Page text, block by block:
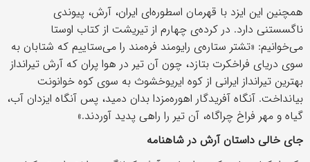
همچنین این ایزد با قهرمان اسطوره‌ای ایران، آرش، پیوندی
ناگسستنی دارد. در کرده‌ی چهارم از تیریشت از کتاب اوستا
می‌خوانیم: «تشتر ستاره‌ی رایومند فره‌مند را می‌ستاییم که شتابان به
سوی دریای فراخکرت بتازد، چون آن تیر در هوا پران که آرش تیرانداز
بهترین تیرانداز ایرانی از کوه ایریوخشوث به سوی کوه خوانونت
بیانداخت. آنگاه آفریدگار اهوره‌مزدا بدان دمید، پس آنگاه ایزدان آب،
گیاه و مهر فراخ چراگاه، آن تیر را راهی پدید آوردند.»
جای خالی داستان آرش در شاهنامه